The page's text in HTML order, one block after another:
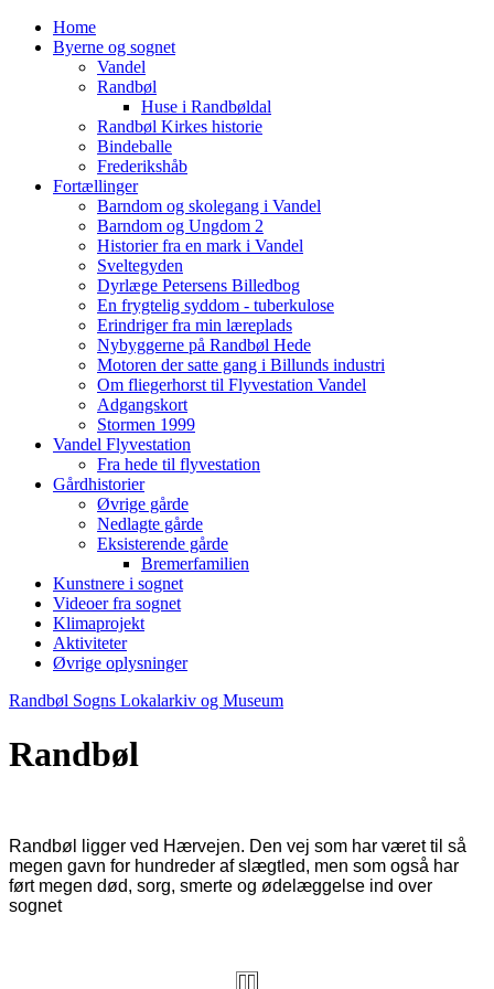
Home
Byerne og sognet
Vandel
Randbøl
Huse i Randbøldal
Randbøl Kirkes historie
Bindeballe
Frederikshåb
Fortællinger
Barndom og skolegang i Vandel
Barndom og Ungdom 2
Historier fra en mark i Vandel
Sveltegyden
Dyrlæge Petersens Billedbog
En frygtelig syddom - tuberkulose
Erindriger fra min læreplads
Nybyggerne på Randbøl Hede
Motoren der satte gang i Billunds industri
Om fliegerhorst til Flyvestation Vandel
Adgangskort
Stormen 1999
Vandel Flyvestation
Fra hede til flyvestation
Gårdhistorier
Øvrige gårde
Nedlagte gårde
Eksisterende gårde
Bremerfamilien
Kunstnere i sognet
Videoer fra sognet
Klimaprojekt
Aktiviteter
Øvrige oplysninger
Randbøl Sogns Lokalarkiv og Museum
Randbøl
Randbøl ligger ved Hærvejen. Den vej som har været til så
megen gavn for hundreder af slægtled, men som også har
ført megen død, sorg, smerte og ødelæggelse ind over
sognet